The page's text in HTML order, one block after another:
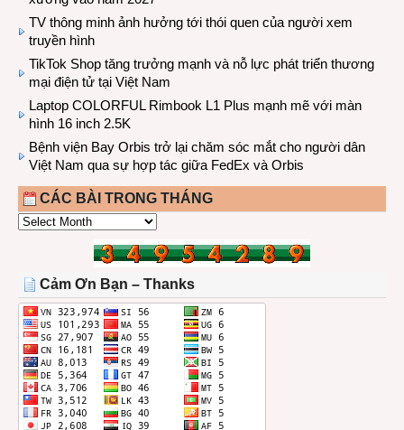
TV thông minh ảnh hưởng tới thói quen của người xem
truyền hình
TikTok Shop tăng trưởng mạnh và nỗ lực phát triển thương
mại điện tử tại Việt Nam
Laptop COLORFUL Rimbook L1 Plus mạnh mẽ với màn
hình 16 inch 2.5K
Bệnh viện Bay Orbis trở lại chăm sóc mắt cho người dân
Việt Nam qua sự hợp tác giữa FedEx và Orbis
CÁC BÀI TRONG THÁNG
CÁC
THÁNG
Cảm Ơn Bạn – Thanks